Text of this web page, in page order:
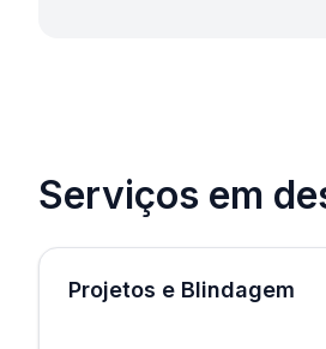
Serviços em
Projetos e Blindagem